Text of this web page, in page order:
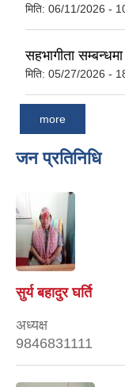
मिति: 06/11/2026 -
सहभागीता
मिति: 05/27/2026 -
more
जन प्रतिनिधि
सुर्य बहादुर घर्ति
अध्यक्ष
9846831111